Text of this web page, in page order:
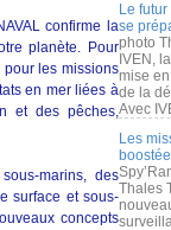
confirme la
planète. Pour
les missions
en mer liées à
et des pêches,
marins, des
surface et sous-
concepts
Le
se
photo
IVEN,
mise
de la
Avec
Les
Thales